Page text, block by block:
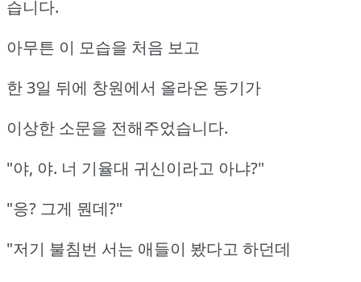
습니다.
아무튼 이 모습을 처음 보고
한 3일 뒤에 창원에서 올라온 동기가
이상한 소문을 전해주었습니다.
"야, 야. 너 기율대 귀신이라고 아냐?"
"응? 그게 뭔데?"
"저기 불침번 서는 애들이 봤다고 하던데